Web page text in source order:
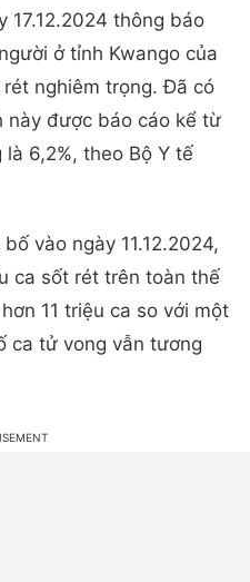
17.12.2024 thông báo
ở tỉnh Kwango của
nghiêm trọng. Đã có
này được báo cáo kể từ
6,2%, theo Bộ Y tế
vào ngày 11.12.2024,
ca sốt rét trên toàn thế
11 triệu ca so với một
ca tử vong vẫn tương